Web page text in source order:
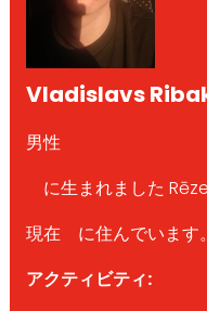
Vladislavs
男性
に生まれました
現在 に住んでいます
アクティビティ: